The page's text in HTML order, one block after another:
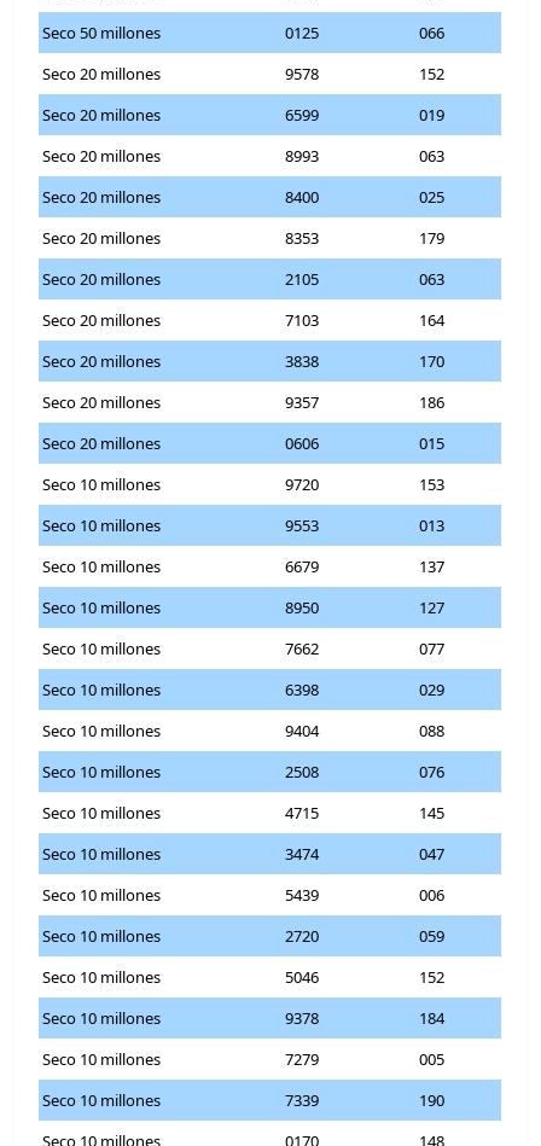
Seco 50 millones
0125
066
Seco 20 millones
9578
152
Seco 20 millones
6599
019
Seco 20 millones
8993
063
Seco 20 millones
8400
025
Seco 20 millones
8353
179
Seco 20 millones
2105
063
Seco 20 millones
7103
164
Seco 20 millones
3838
170
Seco 20 millones
9357
186
Seco 20 millones
0606
015
Seco 10 millones
9720
153
Seco 10 millones
9553
013
Seco 10 millones
6679
137
Seco 10 millones
8950
127
Seco 10 millones
7662
077
Seco 10 millones
6398
029
Seco 10 millones
9404
088
Seco 10 millones
2508
076
Seco 10 millones
4715
145
Seco 10 millones
3474
047
Seco 10 millones
5439
006
Seco 10 millones
2720
059
Seco 10 millones
5046
152
Seco 10 millones
9378
184
Seco 10 millones
7279
005
Seco 10 millones
7339
190
Seco 10 millones
0170 148